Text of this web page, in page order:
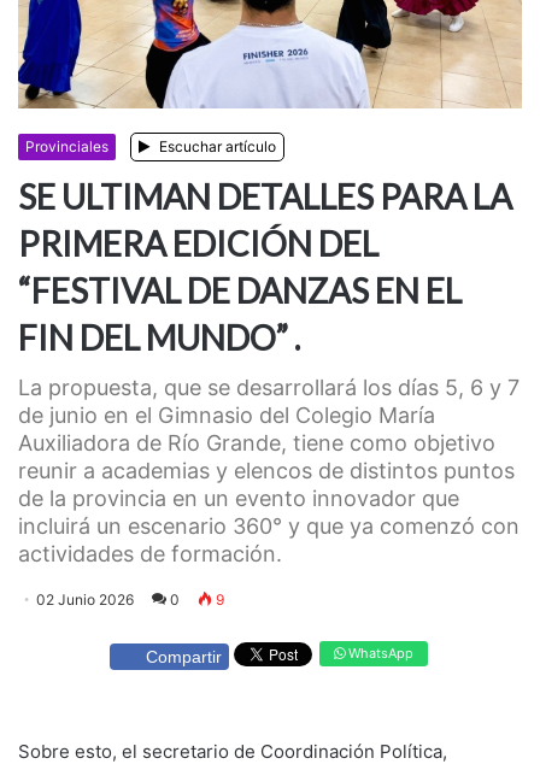
Provinciales Escuchar artículo
SE ULTIMAN DETALLES PARA LA
PRIMERA EDICIÓN DEL
“FESTIVAL DE DANZAS EN EL
FIN DEL MUNDO” .
La propuesta, que se desarrollará los días 5, 6 y 7
de junio en el Gimnasio del Colegio María
Auxiliadora de Río Grande, tiene como objetivo
reunir a academias y elencos de distintos puntos
de la provincia en un evento innovador que
incluirá un escenario 360° y que ya comenzó con
actividades de formación.
02 Junio 2026 0 9
Compartir WhatsApp
Sobre esto, el secretario de Coordinación Política,